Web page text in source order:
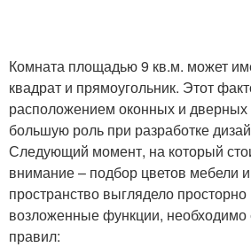
Комната площадью 9 кв.м. может
квадрат и прямоугольник. Этот
расположением оконных и дверных
большую роль при разработке
Следующий момент, на который
внимание – подбор цветов мебели
пространство выглядело
возложенные функции, необходимо
правил: